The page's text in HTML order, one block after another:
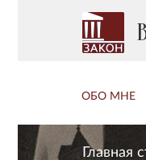
ОБО МНЕ
Главная